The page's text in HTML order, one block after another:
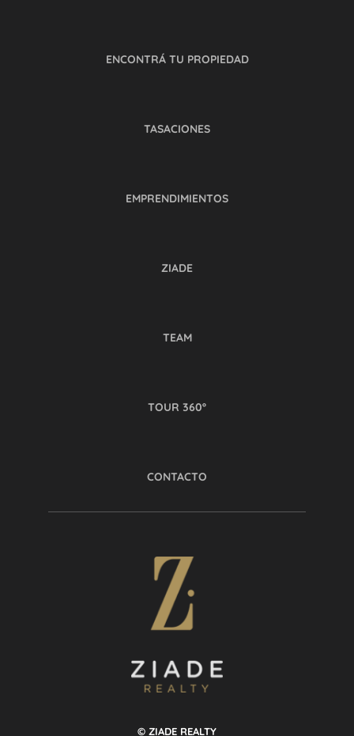
ENCONTRÁ TU PROPIEDAD
TASACIONES
EMPRENDIMIENTOS
ZIADE
TEAM
TOUR 360º
CONTACTO
© ZIADE REALTY